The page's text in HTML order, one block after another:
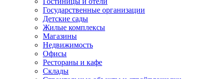
Государственные организации
Детские сады
Жилые комплексы
Магазины
Недвижимость
Офисы
Рестораны и кафе
Склады